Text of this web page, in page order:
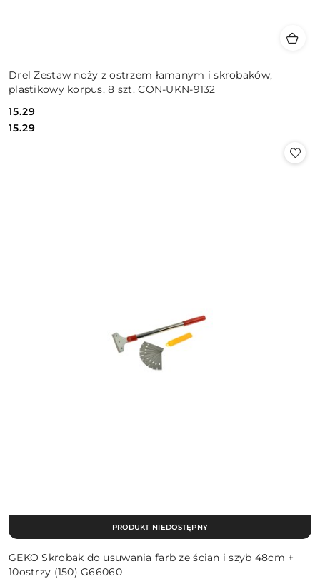
Drel Zestaw noży z ostrzem łamanym i skrobaków,
plastikowy korpus, 8 szt. CON-UKN-9132
Cena:
15.29
Cena:
15.29
GEKO Skrobak do usuwania farb ze ścian i szyb 48cm +
10ostrzy (150) G66060
PRODUKT NIEDOSTĘPNY